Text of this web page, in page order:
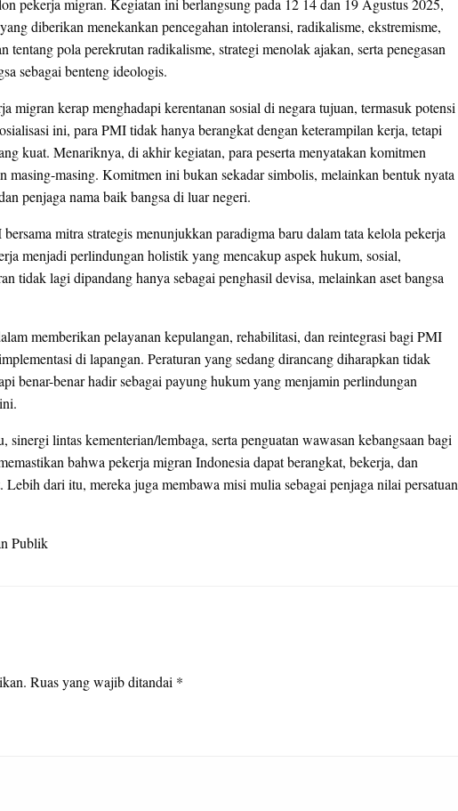
diberikan menekankan pencegahan intoleransi, radikalisme, ekstremisme,
tentang pola perekrutan radikalisme, strategi menolak ajakan, serta penegasan
sebagai benteng ideologis.
migran kerap menghadapi kerentanan sosial di negara tujuan, termasuk potensi
ini, para PMI tidak hanya berangkat dengan keterampilan kerja, tetapi
kuat. Menariknya, di akhir kegiatan, para peserta menyatakan komitmen
masing-masing. Komitmen ini bukan sekadar simbolis, melainkan bentuk nyata
penjaga nama baik bangsa di luar negeri.
mitra strategis menunjukkan paradigma baru dalam tata kelola pekerja
menjadi perlindungan holistik yang mencakup aspek hukum, sosial,
tidak lagi dipandang hanya sebagai penghasil devisa, melainkan aset bangsa
memberikan pelayanan kepulangan, rehabilitasi, dan reintegrasi bagi PMI
di lapangan. Peraturan yang sedang dirancang diharapkan tidak
benar-benar hadir sebagai payung hukum yang menjamin perlindungan
lintas kementerian/lembaga, serta penguatan wawasan kebangsaan bagi
bahwa pekerja migran Indonesia dapat berangkat, bekerja, dan
Lebih dari itu, mereka juga membawa misi mulia sebagai penjaga nilai persatuan
Publik
Ruas yang wajib ditandai *